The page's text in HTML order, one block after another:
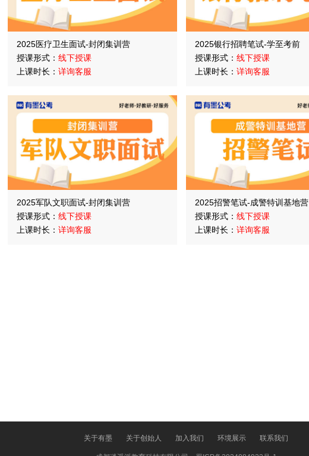
2025医疗卫生面试-封闭集训营
授课形式： 线下授课
上课时长： 详询客服
2025银行招聘笔试-学至考前
授课形式： 线下授课
上课时长： 详询客服
2025军队文职面试-封闭集训营
授课形式： 线下授课
上课时长： 详询客服
2025招警笔试-成警特训基地营
授课形式： 线下授课
上课时长： 详询客服
关于有墨 关于创始人 加入我们 环境展示 联系我们